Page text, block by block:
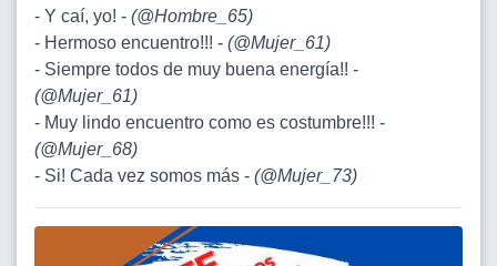
- Y caí, yo! - (@Hombre_65)
- Hermoso encuentro!!! - (@Mujer_61)
- Siempre todos de muy buena energía!! -
(@Mujer_61)
- Muy lindo encuentro como es costumbre!!! -
(@Mujer_68)
- Si! Cada vez somos más - (@Mujer_73)